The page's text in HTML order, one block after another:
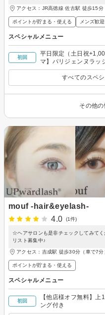
アクセス：JR高徳線 佐古駅 徒歩15分
ポイントが貯まる・使える メンズ歓迎
スペシャルメニュー
初回
平日限定（土日祝
マ】パリジェンヌラッ
すべてのスペ
その他
mouf -hair&eyelash-
4.0
(1件)
☆ヘアサロンも是非チェックしてみて
リスト募集中♪
アクセス：吉成駅 徒歩30分（車で7
ポイントが貯まる・使える
スペシャルメニュー
初回
【他店様オフ無料】
ング付き